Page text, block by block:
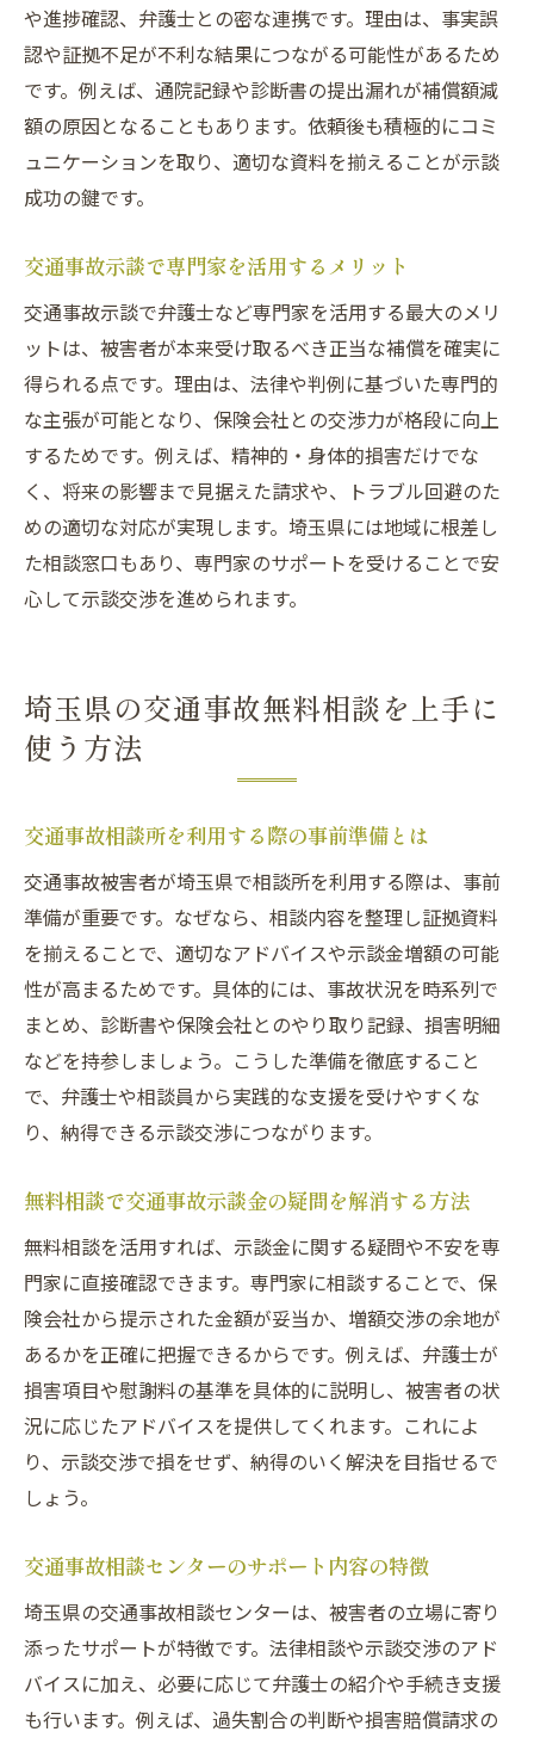
や進捗確認、弁護士との密な連携です。理由は、事実誤
認や証拠不足が不利な結果につながる可能性があるため
です。例えば、通院記録や診断書の提出漏れが補償額減
額の原因となることもあります。依頼後も積極的にコミ
ュニケーションを取り、適切な資料を揃えることが示談
成功の鍵です。
交通事故示談で専門家を活用するメリット
交通事故示談で弁護士など専門家を活用する最大のメリ
ットは、被害者が本来受け取るべき正当な補償を確実に
得られる点です。理由は、法律や判例に基づいた専門的
な主張が可能となり、保険会社との交渉力が格段に向上
するためです。例えば、精神的・身体的損害だけでな
く、将来の影響まで見据えた請求や、トラブル回避のた
めの適切な対応が実現します。埼玉県には地域に根差し
た相談窓口もあり、専門家のサポートを受けることで安
心して示談交渉を進められます。
埼玉県の交通事故無料相談を上手に
使う方法
交通事故相談所を利用する際の事前準備とは
交通事故被害者が埼玉県で相談所を利用する際は、事前
準備が重要です。なぜなら、相談内容を整理し証拠資料
を揃えることで、適切なアドバイスや示談金増額の可能
性が高まるためです。具体的には、事故状況を時系列で
まとめ、診断書や保険会社とのやり取り記録、損害明細
などを持参しましょう。こうした準備を徹底すること
で、弁護士や相談員から実践的な支援を受けやすくな
り、納得できる示談交渉につながります。
無料相談で交通事故示談金の疑問を解消する方法
無料相談を活用すれば、示談金に関する疑問や不安を専
門家に直接確認できます。専門家に相談することで、保
険会社から提示された金額が妥当か、増額交渉の余地が
あるかを正確に把握できるからです。例えば、弁護士が
損害項目や慰謝料の基準を具体的に説明し、被害者の状
況に応じたアドバイスを提供してくれます。これによ
り、示談交渉で損をせず、納得のいく解決を目指せるで
しょう。
交通事故相談センターのサポート内容の特徴
埼玉県の交通事故相談センターは、被害者の立場に寄り
添ったサポートが特徴です。法律相談や示談交渉のアド
バイスに加え、必要に応じて弁護士の紹介や手続き支援
も行います。例えば、過失割合の判断や損害賠償請求の